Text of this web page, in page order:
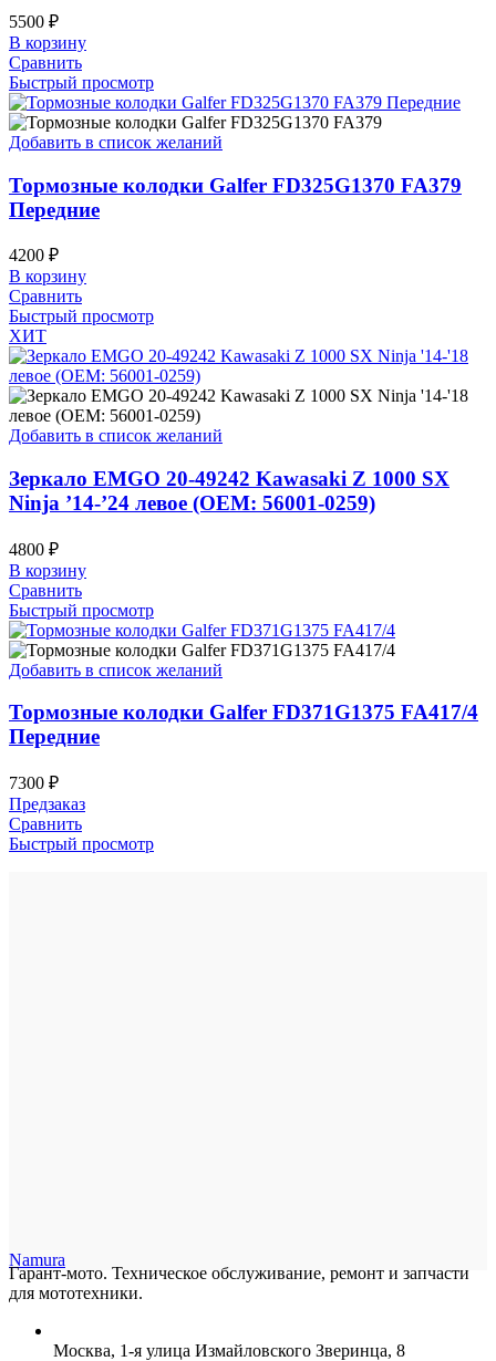
5500 ₽
В корзину
Сравнить
Быстрый просмотр
Добавить в список желаний
Тормозные колодки Galfer FD325G1370 FA379
Передние
4200 ₽
В корзину
Сравнить
Быстрый просмотр
ХИТ
Добавить в список желаний
Зеркало EMGO 20-49242 Kawasaki Z 1000 SX
Ninja ’14-’24 левое (OEM: 56001-0259)
4800 ₽
В корзину
Сравнить
Быстрый просмотр
Добавить в список желаний
Тормозные колодки Galfer FD371G1375 FA417/4
Передние
7300 ₽
Предзаказ
Сравнить
Быстрый просмотр
Namura
Гарант-мото. Техническое обслуживание, ремонт и запчасти
для мототехники.
Москва, 1-я улица Измайловского Зверинца, 8